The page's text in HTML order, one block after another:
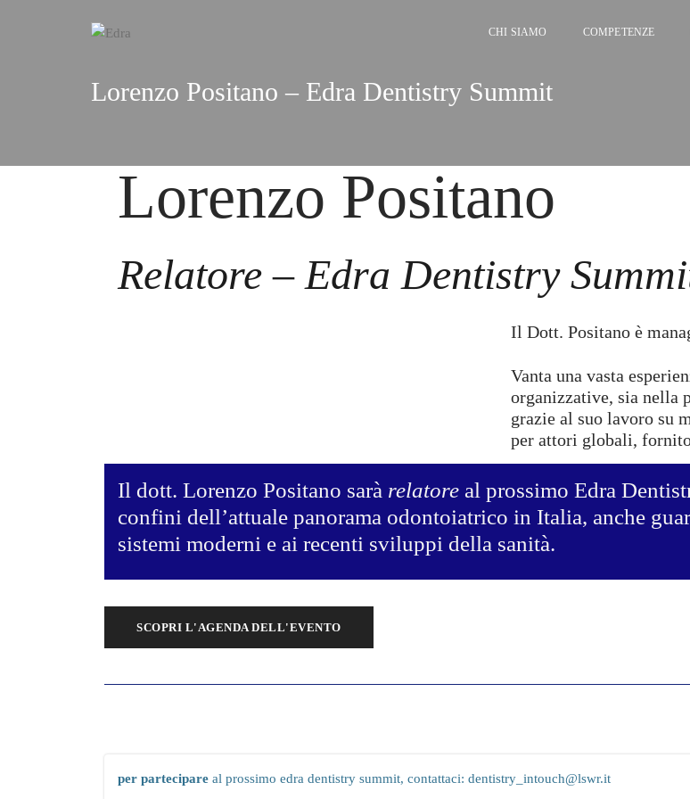
CHI SIAMO COMPETENZE
Lorenzo Positano – Edra Dentistry Summit
Lorenzo Positano
Relatore – Edra Dentistry
Il Dott. Positano è
Vanta una vasta
organizzative, sia nella
grazie al suo lavoro su
per attori globali,
Il dott. Lorenzo Positano sarà relatore al prossimo Edra
confini dell’attuale panorama odontoiatrico in Italia, anche
sistemi moderni e ai recenti sviluppi della sanità.
SCOPRI L'AGENDA DELL'EVENTO
per partecipare al prossimo edra dentistry summit, contattaci: dentistry_intouch@lswr.it